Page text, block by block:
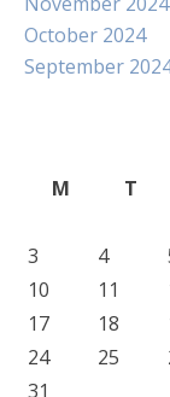
October 2024
September
M
T
3
4
10
11
17
18
24
25
31